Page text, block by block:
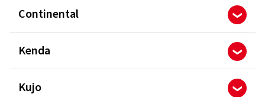
Continental
Kenda
Kujo